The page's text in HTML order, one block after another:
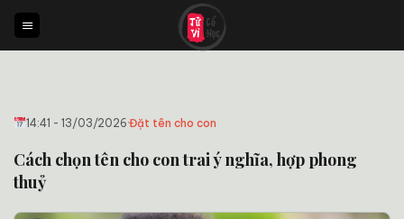
qua
nội
14:41 - 13/03/2026·Đặt tên cho con
Cách chọn tên cho con trai ý nghĩa, hợp phong
thuỷ